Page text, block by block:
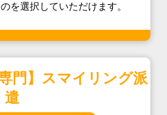
を選択していただけます。
門】スマイリング派
遣